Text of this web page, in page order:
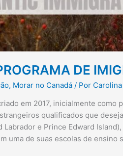
DE
, Morar no Canadá / Por Carolina
em 2017, inicialmente
qualificados que
e Prince Edward
uma de suas escolas de ensino